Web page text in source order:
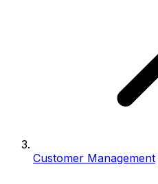
Customer Management